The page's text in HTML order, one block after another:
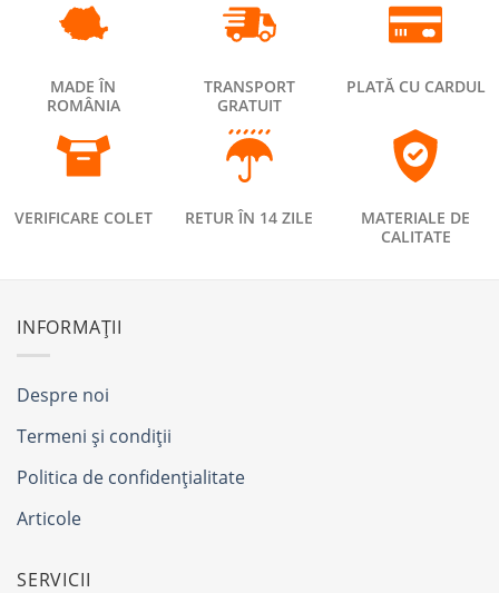
MADE ÎN
ROMÂNIA
TRANSPORT
GRATUIT
PLATĂ CU CARDUL
VERIFICARE COLET RETUR ÎN 14 ZILE
MATERIALE DE
CALITATE
INFORMAȚII
Despre noi
Termeni și condiții
Politica de confidențialitate
Articole
SERVICII